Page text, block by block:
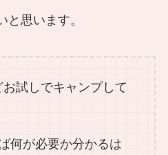
と思います。
試しでキャンプして
何が必要か分かるは